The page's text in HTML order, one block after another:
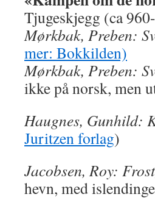
Tjugeskjegg (ca
Mørkbak, Preben:
mer: Bokkilden)
Mørkbak, Preben:
ikke på norsk, men
Haugnes, Gunhild:
Juritzen forlag)
Jacobsen, Roy:
hevn, med